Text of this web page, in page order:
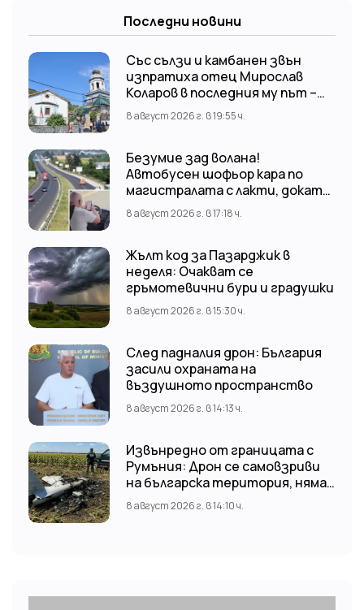
Последни новини
Със сълзи и камбанен звън
изпратиха отец Мирослав
Коларов в последния му път –
Пловдивският митрополит
Николай отслужи опелото
8 август 2026 г. в 19:55 ч.
Безумие зад волана!
Автобусен шофьор кара по
магистралата с лакти, докато
гледа TikTok
8 август 2026 г. в 17:18 ч.
Жълт код за Пазарджик в
неделя: Очакват се
гръмотевични бури и градушки
8 август 2026 г. в 15:30 ч.
След падналия дрон: България
засили охраната на
въздушното пространство
8 август 2026 г. в 14:13 ч.
Извънредно от границата с
Румъния: Дрон се самовзриви
на българска територия, няма
щети
8 август 2026 г. в 14:10 ч.